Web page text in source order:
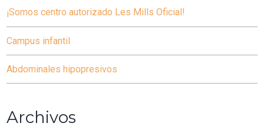
¡Somos centro autorizado Les Mills Oficial!
Campus infantil
Abdominales hipopresivos
Archivos